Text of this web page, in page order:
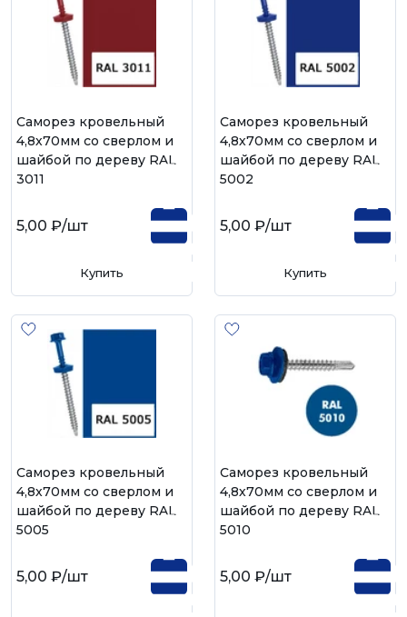
Саморез кровельный
4,8х70мм со сверлом и
шайбой по дереву RAL
3011
5,00 ₽/шт
Купить
Саморез кровельный
4,8х70мм со сверлом и
шайбой по дереву RAL
5002
5,00 ₽/шт
Купить
Саморез кровельный
4,8х70мм со сверлом и
шайбой по дереву RAL
5005
5,00 ₽/шт
Саморез кровельный
4,8х70мм со сверлом и
шайбой по дереву RAL
5010
5,00 ₽/шт